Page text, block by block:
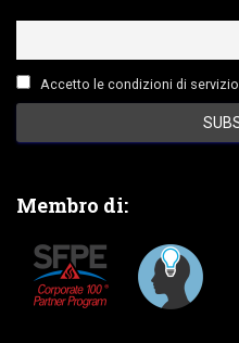
Accetto le condizioni di servizio
Membro di: